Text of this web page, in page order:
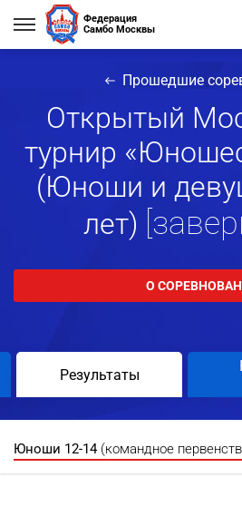
Федерация
Самбо Москвы
Прошедшие
Открытый
турнир
(Юноши и
лет)
О
Результаты
Юноши 12-14 (командное